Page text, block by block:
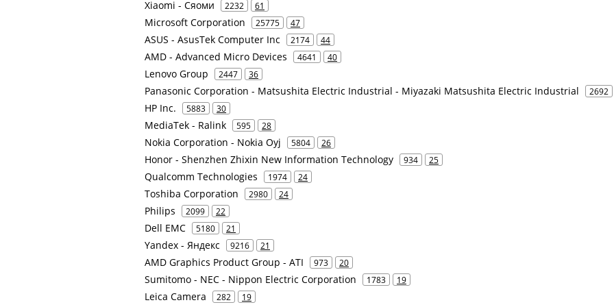
Xiaomi - Сяоми 2232 61
Microsoft Corporation 25775 47
ASUS - AsusTek Computer Inc 2174 44
AMD - Advanced Micro Devices 4641 40
Lenovo Group 2447 36
Panasonic Corporation - Matsushita Electric Industrial - Miyazaki Matsushita Electric Industrial 2692
HP Inc. 5883 30
MediaTek - Ralink 595 28
Nokia Corporation - Nokia Oyj 5804 26
Honor - Shenzhen Zhixin New Information Technology 934 25
Qualcomm Technologies 1974 24
Toshiba Corporation 2980 24
Philips 2099 22
Dell EMC 5180 21
Yandex - Яндекс 9216 21
AMD Graphics Product Group - ATI 973 20
Sumitomo - NEC - Nippon Electric Corporation 1783 19
Leica Camera 282 19